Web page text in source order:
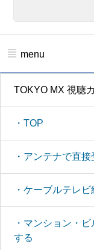
menu
TOKYO MX 視聴
・TOP
・アンテナで直
・ケーブルテレ
・マンション・
する